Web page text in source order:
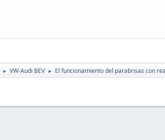
► VW-Audi BEV ► El funcionamiento del parabrisas con